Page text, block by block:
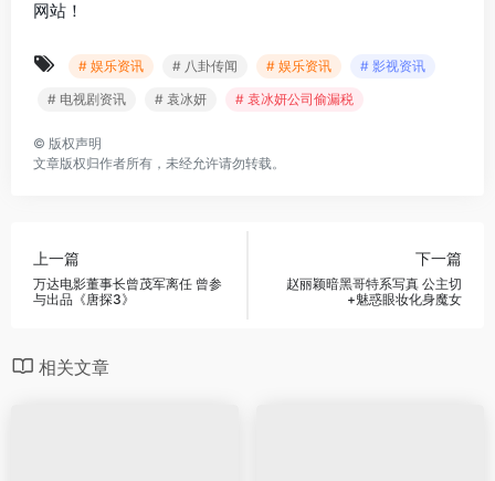
网站！
# 娱乐资讯 # 八卦传闻 # 娱乐资讯
# 影视资讯
# 电视剧资讯
# 袁冰妍 # 袁冰妍公司偷漏税
© 版权声明
文章版权归作者所有，未经允许请勿转载。
上一篇
万达电影董事长曾茂军离任 曾参
与出品《唐探3》
下一篇
赵丽颖暗黑哥特系写真 公主切
+魅惑眼妆化身魔女
相关文章